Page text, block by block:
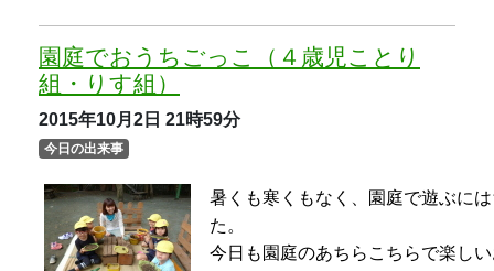
木の葉や木の実を使ってケーキや
なにやら楽しいお話（会話）も聞
園庭での楽しい遊び
2015年10月2日21時59分
今日の出来事